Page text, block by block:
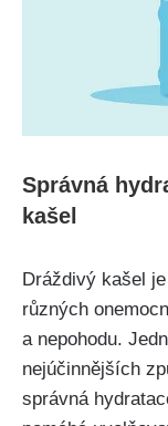
Správná
kašel
Dráždivý⁤ kašel
různých‍
a nepohodu.‌
nejúčinnějších
správná